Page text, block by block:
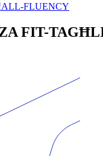
FLUENCY
FIT-